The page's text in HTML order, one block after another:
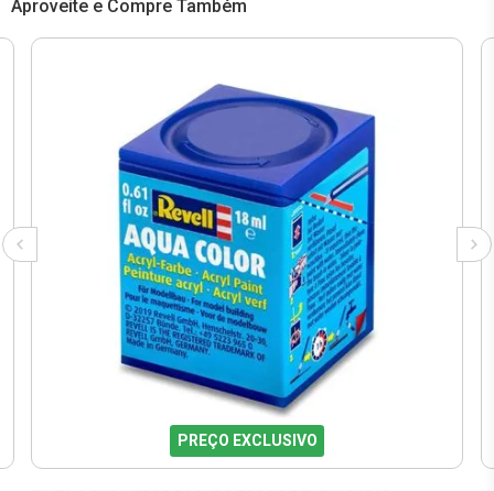
Aproveite e Compre Também
PREÇO EXCLUSIVO